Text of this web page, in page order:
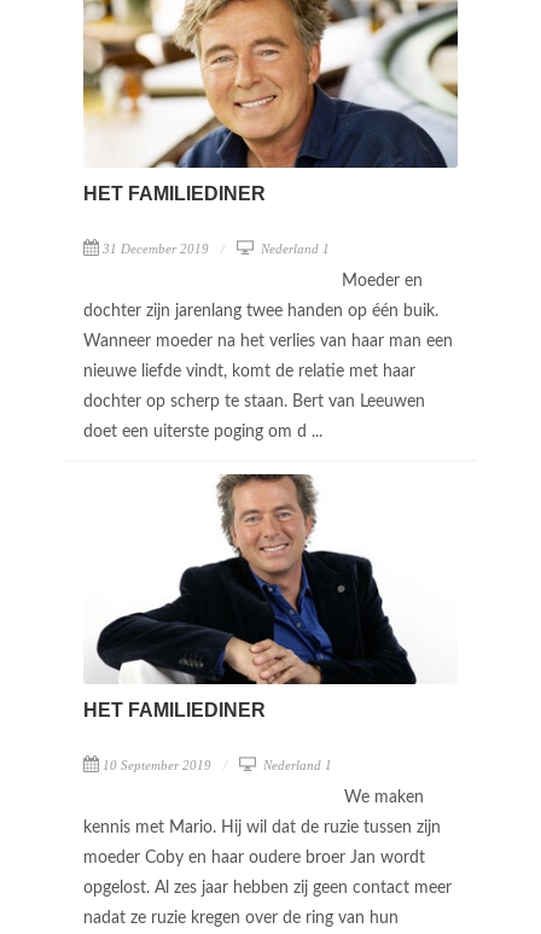
HET FAMILIEDINER
31 December 2019 Nederland 1
Moeder en
dochter zijn jarenlang twee handen op één buik.
Wanneer moeder na het verlies van haar man een
nieuwe liefde vindt, komt de relatie met haar
dochter op scherp te staan. Bert van Leeuwen
doet een uiterste poging om d ...
HET FAMILIEDINER
10 September 2019 Nederland 1
We maken
kennis met Mario. Hij wil dat de ruzie tussen zijn
moeder Coby en haar oudere broer Jan wordt
opgelost. Al zes jaar hebben zij geen contact meer
nadat ze ruzie kregen over de ring van hun